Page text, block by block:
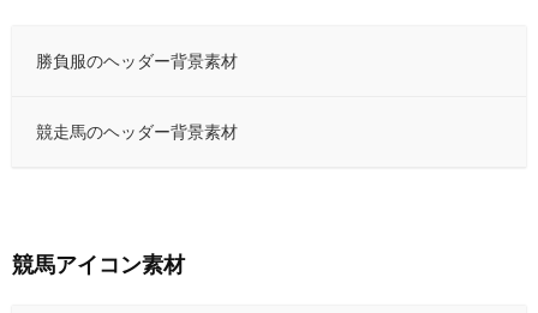
勝負服のヘッダー背景素材
競走馬のヘッダー背景素材
競馬アイコン素材